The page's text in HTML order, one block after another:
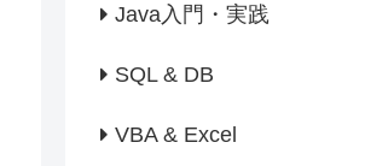
Java入門・実践
SQL & DB
VBA & Excel